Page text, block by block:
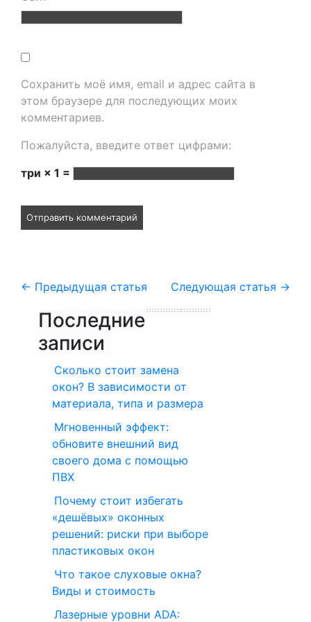
Сохранить моё имя, email и адрес сайта в
этом браузере для последующих моих
комментариев.
Пожалуйста, введите ответ цифрами:
три × 1 =
← Предыдущая статья Следующая статья →
Последние
записи
Сколько стоит замена
окон? В зависимости от
материала, типа и размера
Мгновенный эффект:
обновите внешний вид
своего дома с помощью
ПВХ
Почему стоит избегать
«дешёвых» оконных
решений: риски при выборе
пластиковых окон
Что такое слуховые окна?
Виды и стоимость
Лазерные уровни ADA: